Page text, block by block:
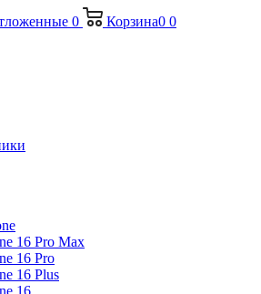
0 Корзина0 0
16 Pro Max
16 Pro
16 Plus
16